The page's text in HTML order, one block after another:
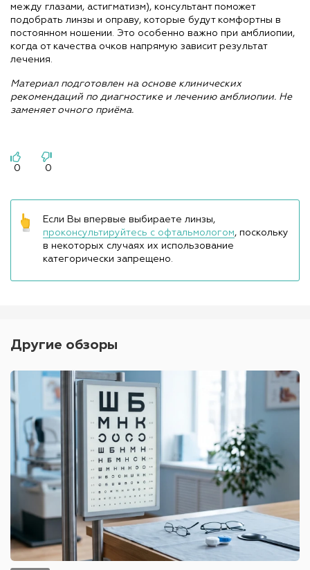
между глазами, астигматизм), консультант поможет
подобрать линзы и оправу, которые будут комфортны в
постоянном ношении. Это особенно важно при амблиопии,
когда от качества очков напрямую зависит результат
лечения.
Материал подготовлен на основе клинических
рекомендаций по диагностике и лечению амблиопии. Не
заменяет очного приёма.
0 0
Другие обзоры
Если Вы впервые выбираете линзы,
проконсультируйтесь с офтальмологом, поскольку
в некоторых случаях их использование
категорически запрещено.